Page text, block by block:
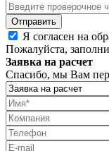
Я согласен на
Пожалуйста,
Заявка на расчет
Спасибо, мы Вам